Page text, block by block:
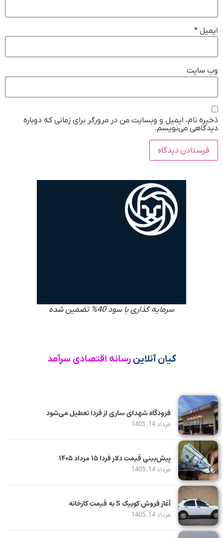
*
سایت
نام، ایمیل و وبسایت من در مرورگر برای زمانی که دوباره
می‌نویسم.
سرمایه گذاری با سود 40% تضمین شده
کیان آنلاینرسانه اقتصادی سرآمد
فرودگاه شهدای ساری از فردا تعطیل می‌شود
مرداد 14, 1405
پیش‌بینی قیمت دلار فردا ۱۵ مرداد ۱۴۰۵
مرداد 14, 1405
آغاز فروش کوییک S به قیمت کارخانه
مرداد 14, 1405